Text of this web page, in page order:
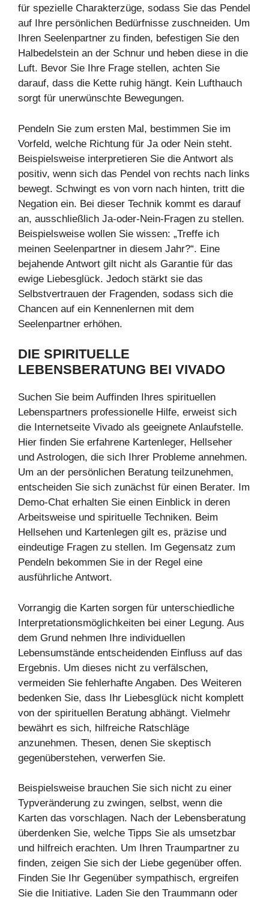
für spezielle Charakterzüge, sodass Sie das Pendel
auf Ihre persönlichen Bedürfnisse zuschneiden. Um
Ihren Seelenpartner zu finden, befestigen Sie den
Halbedelstein an der Schnur und heben diese in die
Luft. Bevor Sie Ihre Frage stellen, achten Sie
darauf, dass die Kette ruhig hängt. Kein Lufthauch
sorgt für unerwünschte Bewegungen.
Pendeln Sie zum ersten Mal, bestimmen Sie im
Vorfeld, welche Richtung für Ja oder Nein steht.
Beispielsweise interpretieren Sie die Antwort als
positiv, wenn sich das Pendel von rechts nach links
bewegt. Schwingt es von vorn nach hinten, tritt die
Negation ein. Bei dieser Technik kommt es darauf
an, ausschließlich Ja-oder-Nein-Fragen zu stellen.
Beispielsweise wollen Sie wissen: „Treffe ich
meinen Seelenpartner in diesem Jahr?“. Eine
bejahende Antwort gilt nicht als Garantie für das
ewige Liebesglück. Jedoch stärkt sie das
Selbstvertrauen der Fragenden, sodass sich die
Chancen auf ein Kennenlernen mit dem
Seelenpartner erhöhen.
DIE SPIRITUELLE
LEBENSBERATUNG BEI VIVADO
Suchen Sie beim Auffinden Ihres spirituellen
Lebenspartners professionelle Hilfe, erweist sich
die Internetseite Vivado als geeignete Anlaufstelle.
Hier finden Sie erfahrene Kartenleger, Hellseher
und Astrologen, die sich Ihrer Probleme annehmen.
Um an der persönlichen Beratung teilzunehmen,
entscheiden Sie sich zunächst für einen Berater. Im
Demo-Chat erhalten Sie einen Einblick in deren
Arbeitsweise und spirituelle Techniken. Beim
Hellsehen und Kartenlegen gilt es, präzise und
eindeutige Fragen zu stellen. Im Gegensatz zum
Pendeln bekommen Sie in der Regel eine
ausführliche Antwort.
Vorrangig die Karten sorgen für unterschiedliche
Interpretationsmöglichkeiten bei einer Legung. Aus
dem Grund nehmen Ihre individuellen
Lebensumstände entscheidenden Einfluss auf das
Ergebnis. Um dieses nicht zu verfälschen,
vermeiden Sie fehlerhafte Angaben. Des Weiteren
bedenken Sie, dass Ihr Liebesglück nicht komplett
von der spirituellen Beratung abhängt. Vielmehr
bewährt es sich, hilfreiche Ratschläge
anzunehmen. Thesen, denen Sie skeptisch
gegenüberstehen, verwerfen Sie.
Beispielsweise brauchen Sie sich nicht zu einer
Typveränderung zu zwingen, selbst, wenn die
Karten das vorschlagen. Nach der Lebensberatung
überdenken Sie, welche Tipps Sie als umsetzbar
und hilfreich erachten. Um Ihren Traumpartner zu
finden, zeigen Sie sich der Liebe gegenüber offen.
Finden Sie Ihr Gegenüber sympathisch, ergreifen
Sie die Initiative. Laden Sie den Traummann oder